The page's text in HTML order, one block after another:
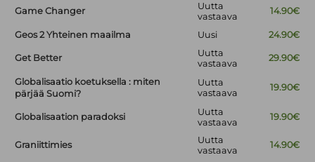
Game Changer
Uutta
vastaava
14.90€
Geos 2 Yhteinen maailma Uusi 24.90€
Get Better
Uutta
vastaava
29.90€
Globalisaatio koetuksella : miten
pärjää Suomi?
Uutta
vastaava
19.90€
Globalisaation paradoksi
Uutta
vastaava
19.90€
Graniittimies
Uutta
vastaava
14.90€